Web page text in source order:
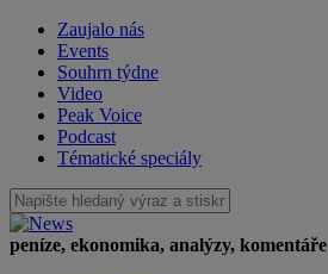
Zaujalo nás
Events
Souhrn týdne
Video
Peak Voice
Podcast
Tématické speciály
peníze, ekonomika, analýzy, komentáře